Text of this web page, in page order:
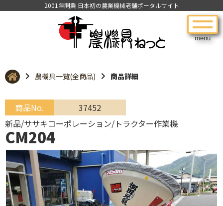
menu
2001年開業 日本初の農業機械老舗ポータルサイト
農機具一覧(全商品) 商品詳細
商品No.
37452
新品/ササキコーポレーション/トラクター作業機
CM204